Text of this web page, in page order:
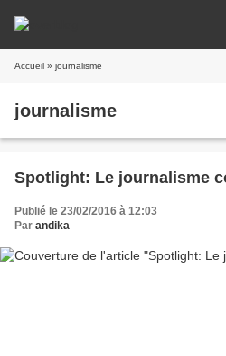
Accueil » journalisme
journalisme
Spotlight: Le journalisme
Publié le 23/02/2016 à 12:03
Par andika